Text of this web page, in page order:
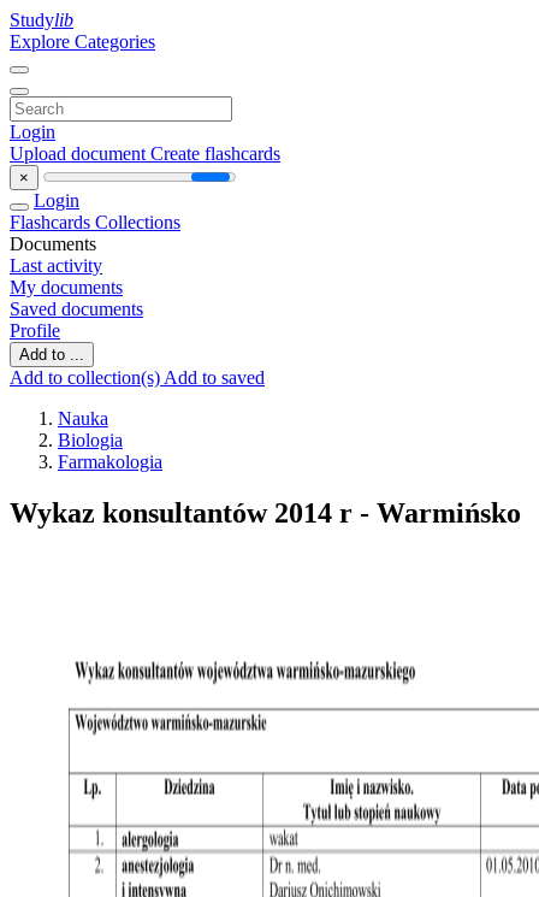
Studylib
Explore Categories
Login
Upload document Create flashcards
×
Login
Flashcards Collections
Documents
Last activity
My documents
Saved documents
Profile
Add to ...
Add to collection(s) Add to saved
Nauka
Biologia
Farmakologia
Wykaz konsultantów 2014 r - Warmińsko